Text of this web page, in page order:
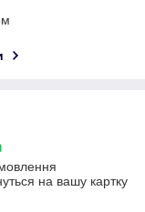
на вашу картку